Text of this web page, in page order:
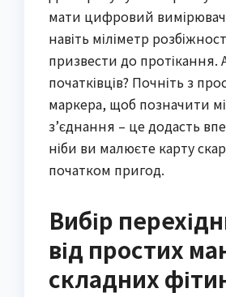
мати цифровий вимірювач
навіть міліметр
призвести до протікання.
початківців? Почніть з
маркера, щоб позначити
з’єднання – це додасть
ніби ви малюєте карту
початком пригод.
Вибір
від простих
складних